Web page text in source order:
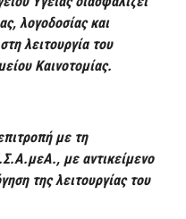
λογοδοσίας και
λειτουργία του
Καινοτομίας.
με τη
με αντικείμενο
της λειτουργίας του